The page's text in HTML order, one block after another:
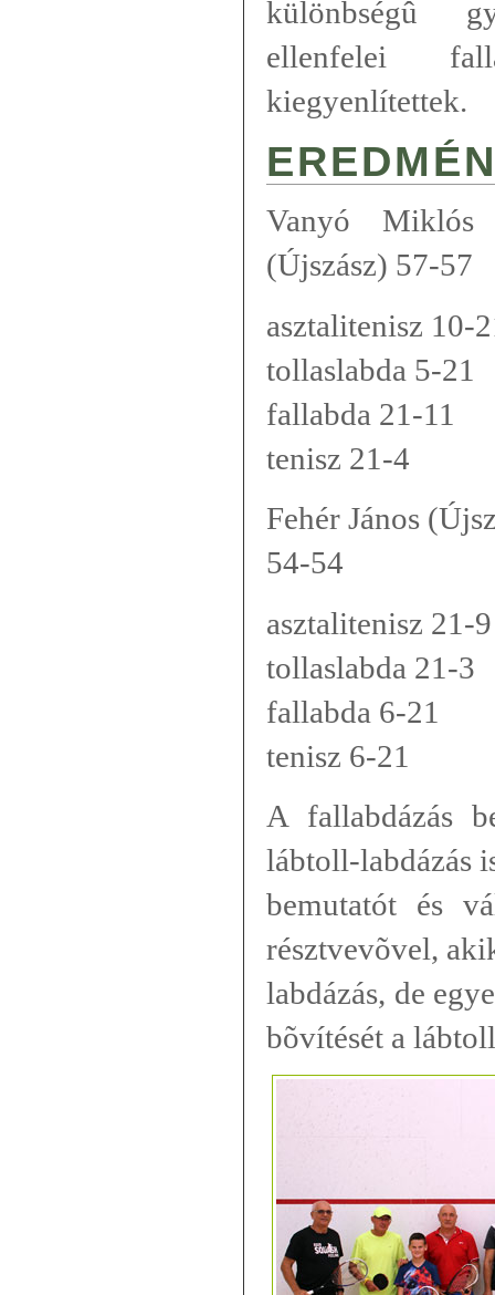
különbségû
ellenfelei
kiegyenlítettek.
Vanyó
(Újszász) 57-57
asztalitenisz 10-
tollaslabda 5-21
fallabda 21-11
tenisz 21-4
Fehér János
54-54
asztalitenisz 21-9
tollaslabda 21-3
fallabda 6-21
tenisz 6-21
A fallabdázás
lábtoll-labdázás
bemutatót és
résztvevõvel,
labdázás, de
bõvítését a